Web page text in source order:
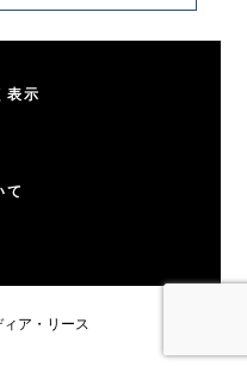
表示
て
ア・リース